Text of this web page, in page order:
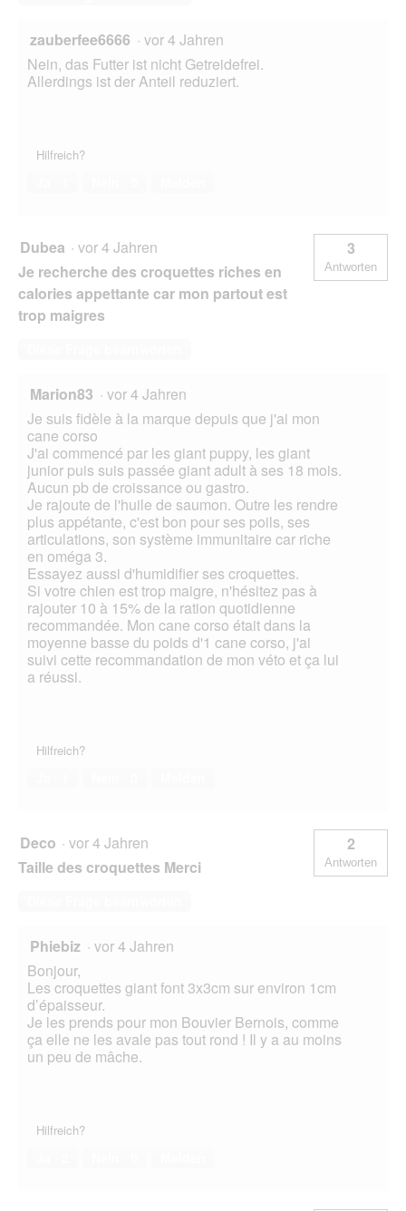
zauberfee6666 · vor 4 Jahren
Nein, das Futter ist nicht Getreidefrei.
Allerdings ist der Anteil reduziert.
Hilfreich?
Dubea · vor 4 Jahren
Je recherche des croquettes riches en
calories appettante car mon partout est
trop maigres
3
Antworten
Marion83 · vor 4 Jahren
Je suis fidèle à la marque depuis que j'ai mon
cane corso
J'ai commencé par les giant puppy, les giant
junior puis suis passée giant adult à ses 18 mois.
Aucun pb de croissance ou gastro.
Je rajoute de l'huile de saumon. Outre les rendre
plus appétante, c'est bon pour ses poils, ses
articulations, son système immunitaire car riche
en oméga 3.
Essayez aussi d'humidifier ses croquettes.
Si votre chien est trop maigre, n'hésitez pas à
rajouter 10 à 15% de la ration quotidienne
recommandée. Mon cane corso était dans la
moyenne basse du poids d'1 cane corso, j'ai
suivi cette recommandation de mon véto et ça lui
a réussi.
Hilfreich?
Deco · vor 4 Jahren
Taille des croquettes Merci
2
Antworten
Phiebiz · vor 4 Jahren
Bonjour,
Les croquettes giant font 3x3cm sur environ 1cm
d’épaisseur.
Je les prends pour mon Bouvier Bernois, comme
ça elle ne les avale pas tout rond ! Il y a au moins
un peu de mâche.
Hilfreich?